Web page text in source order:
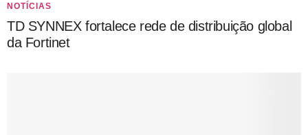
NOTÍCIAS
TD SYNNEX fortalece rede de distribuição global
da Fortinet